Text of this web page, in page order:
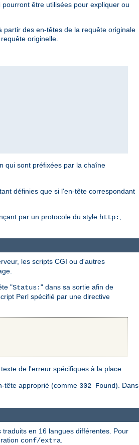
être utilisées pour expliquer ou
partir des en-têtes de la requête originale
originelle.
qui sont préfixées par la chaîne
définies que si l'en-tête correspondant
par un protocole du style http:
les scripts CGI ou d'autres
"Status:" dans sa sortie afin de
Perl spécifié par une directive
de l'erreur spécifiques à la place.
tête approprié (comme 302 Found). Dans
en 16 langues différentes. Pour
conf/extra